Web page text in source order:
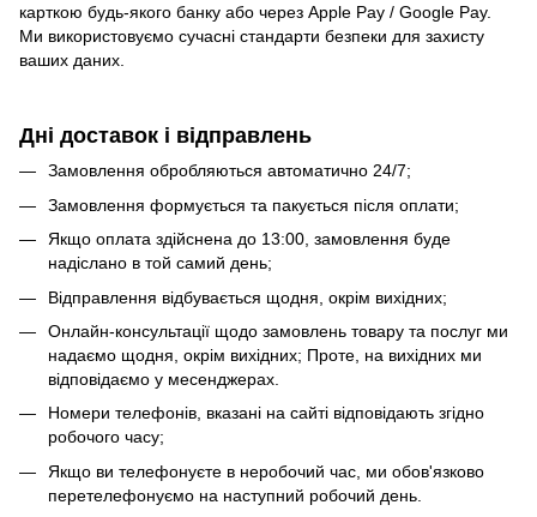
карткою будь-якого банку або через Apple Pay / Google Pay.
Ми використовуємо сучасні стандарти безпеки для захисту
ваших даних.
Дні доставок і відправлень
Замовлення обробляються автоматично 24/7;
Замовлення формується та пакується після оплати;
Якщо оплата здійснена до 13:00, замовлення буде
надіслано в той самий день;
Відправлення відбувається щодня, окрім вихідних;
Онлайн-консультації щодо замовлень товару та послуг ми
надаємо щодня, окрім вихідних; Проте, на вихідних ми
відповідаємо у месенджерах.
Номери телефонів, вказані на сайті відповідають згідно
робочого часу;
Якщо ви телефонуєте в неробочий час, ми обов'язково
перетелефонуємо на наступний робочий день.